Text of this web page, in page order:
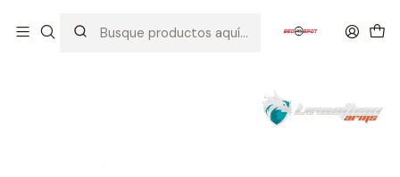
LEVIATHAN ARMS 1911 MEU